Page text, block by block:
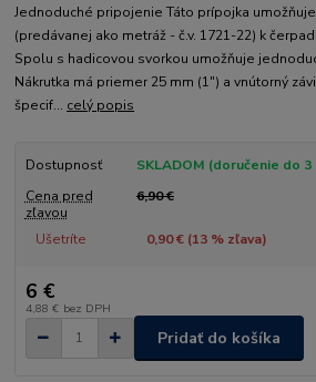
Jednoduché pripojenie Táto prípojka
(predávanej ako metráž - č.v. 1721-22) k
Spolu s hadicovou svorkou umožňuje
Nákrutka má priemer 25 mm (1") a vnútorný
špecif... celý popis
Dostupnosť
SKLADOM (doručenie do 3
Cena pred
zľavou
6,90 €
Ušetríte 0,90 € (13% zľava)
6 €
4,88 € bez DPH
Pridať do košíka